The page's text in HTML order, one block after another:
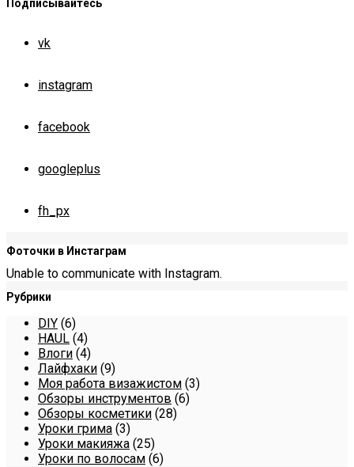
Подписывайтесь
vk
instagram
facebook
googleplus
fh_px
Фоточки в Инстаграм
Unable to communicate with Instagram.
Рубрики
DIY (6)
HAUL (4)
Влоги (4)
Лайфхаки (9)
Моя работа визажистом (3)
Обзоры инструментов (6)
Обзоры косметики (28)
Уроки грима (3)
Уроки макияжа (25)
Уроки по волосам (6)